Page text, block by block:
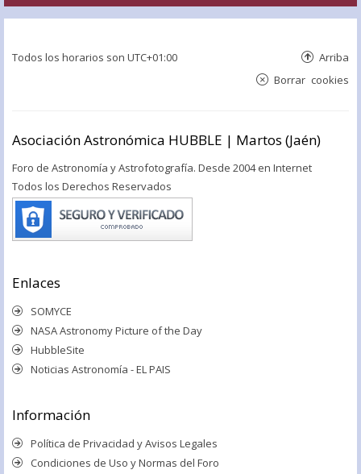
Todos los horarios son UTC+01:00 Arriba
Borrar cookies
Asociación Astronómica HUBBLE | Martos (Jaén)
Foro de Astronomía y Astrofotografía. Desde 2004 en Internet
Todos los Derechos Reservados
Enlaces
SOMYCE
NASA Astronomy Picture of the Day
HubbleSite
Noticias Astronomía - EL PAIS
Información
Política de Privacidad y Avisos Legales
Condiciones de Uso y Normas del Foro